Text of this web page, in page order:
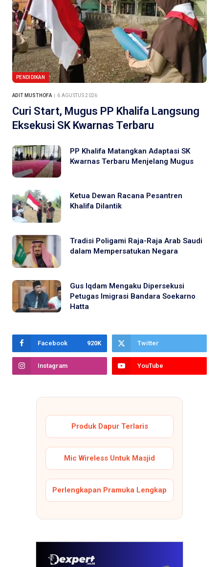
PENDIDIKAN
ADIT MUSTHOFA 6 AGUSTUS 2026
Curi Start, Mugus PP Khalifa Langsung
Eksekusi SK Kwarnas Terbaru
PP Khalifa Matangkan Adaptasi SK
Kwarnas Terbaru Menjelang Mugus
Ketua Dewan Racana Pesantren
Khalifa Dilantik
Tradisi Poligami Raja-Raja Arab Saudi
dalam Mempersatukan Negara
Gus Iqdam Mengaku Dipersekusi
Petugas Imigrasi Bandara Soekarno
Hatta
Facebook 920K Twitter
Instagram YouTube
Produk Dapur Terlaris
Mic Wireless Untuk Masjid
Perlengkapan Pramuka Lengkap